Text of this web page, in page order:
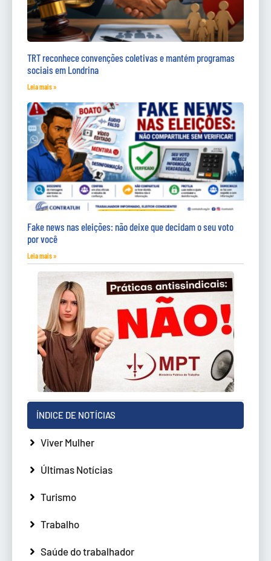
TRT reconhece convenções coletivas e mantém programas
sociais em Londrina
Leia mais »
Fake news nas eleições: não deixe que decidam o seu voto
por você
Leia mais »
ÍNDICE DE NOTÍCIAS
Viver Mulher
Últimas Notícias
Turismo
Trabalho
Saúde do trabalhador